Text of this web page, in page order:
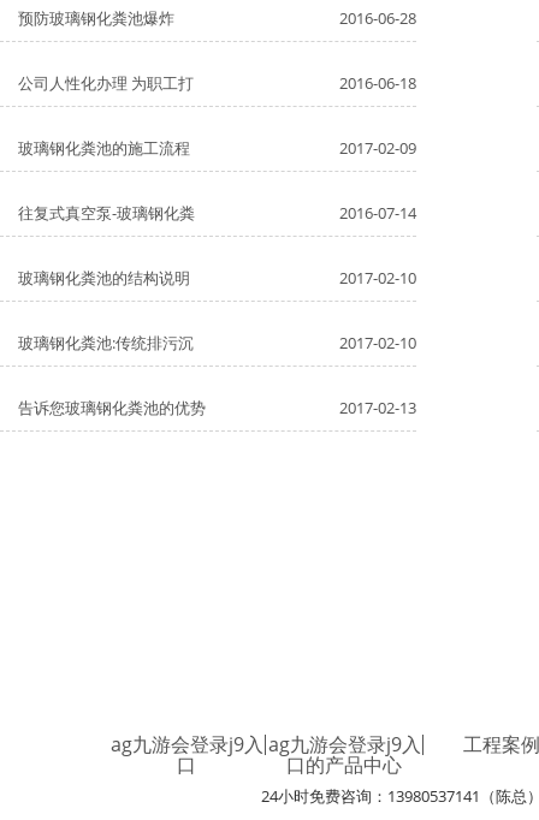
预防玻璃钢化粪池爆炸 2016-06-28
公司人性化办理 为职工打 2016-06-18
玻璃钢化粪池的施工流程 2017-02-09
往复式真空泵-玻璃钢化粪 2016-07-14
玻璃钢化粪池的结构说明 2017-02-10
玻璃钢化粪池:传统排污沉 2017-02-10
告诉您玻璃钢化粪池的优势 2017-02-13
ag九游会登录j9入
口
ag九游会登录j9入
口的产品中心
工程案例
24小时免费咨询：13980537141（陈总